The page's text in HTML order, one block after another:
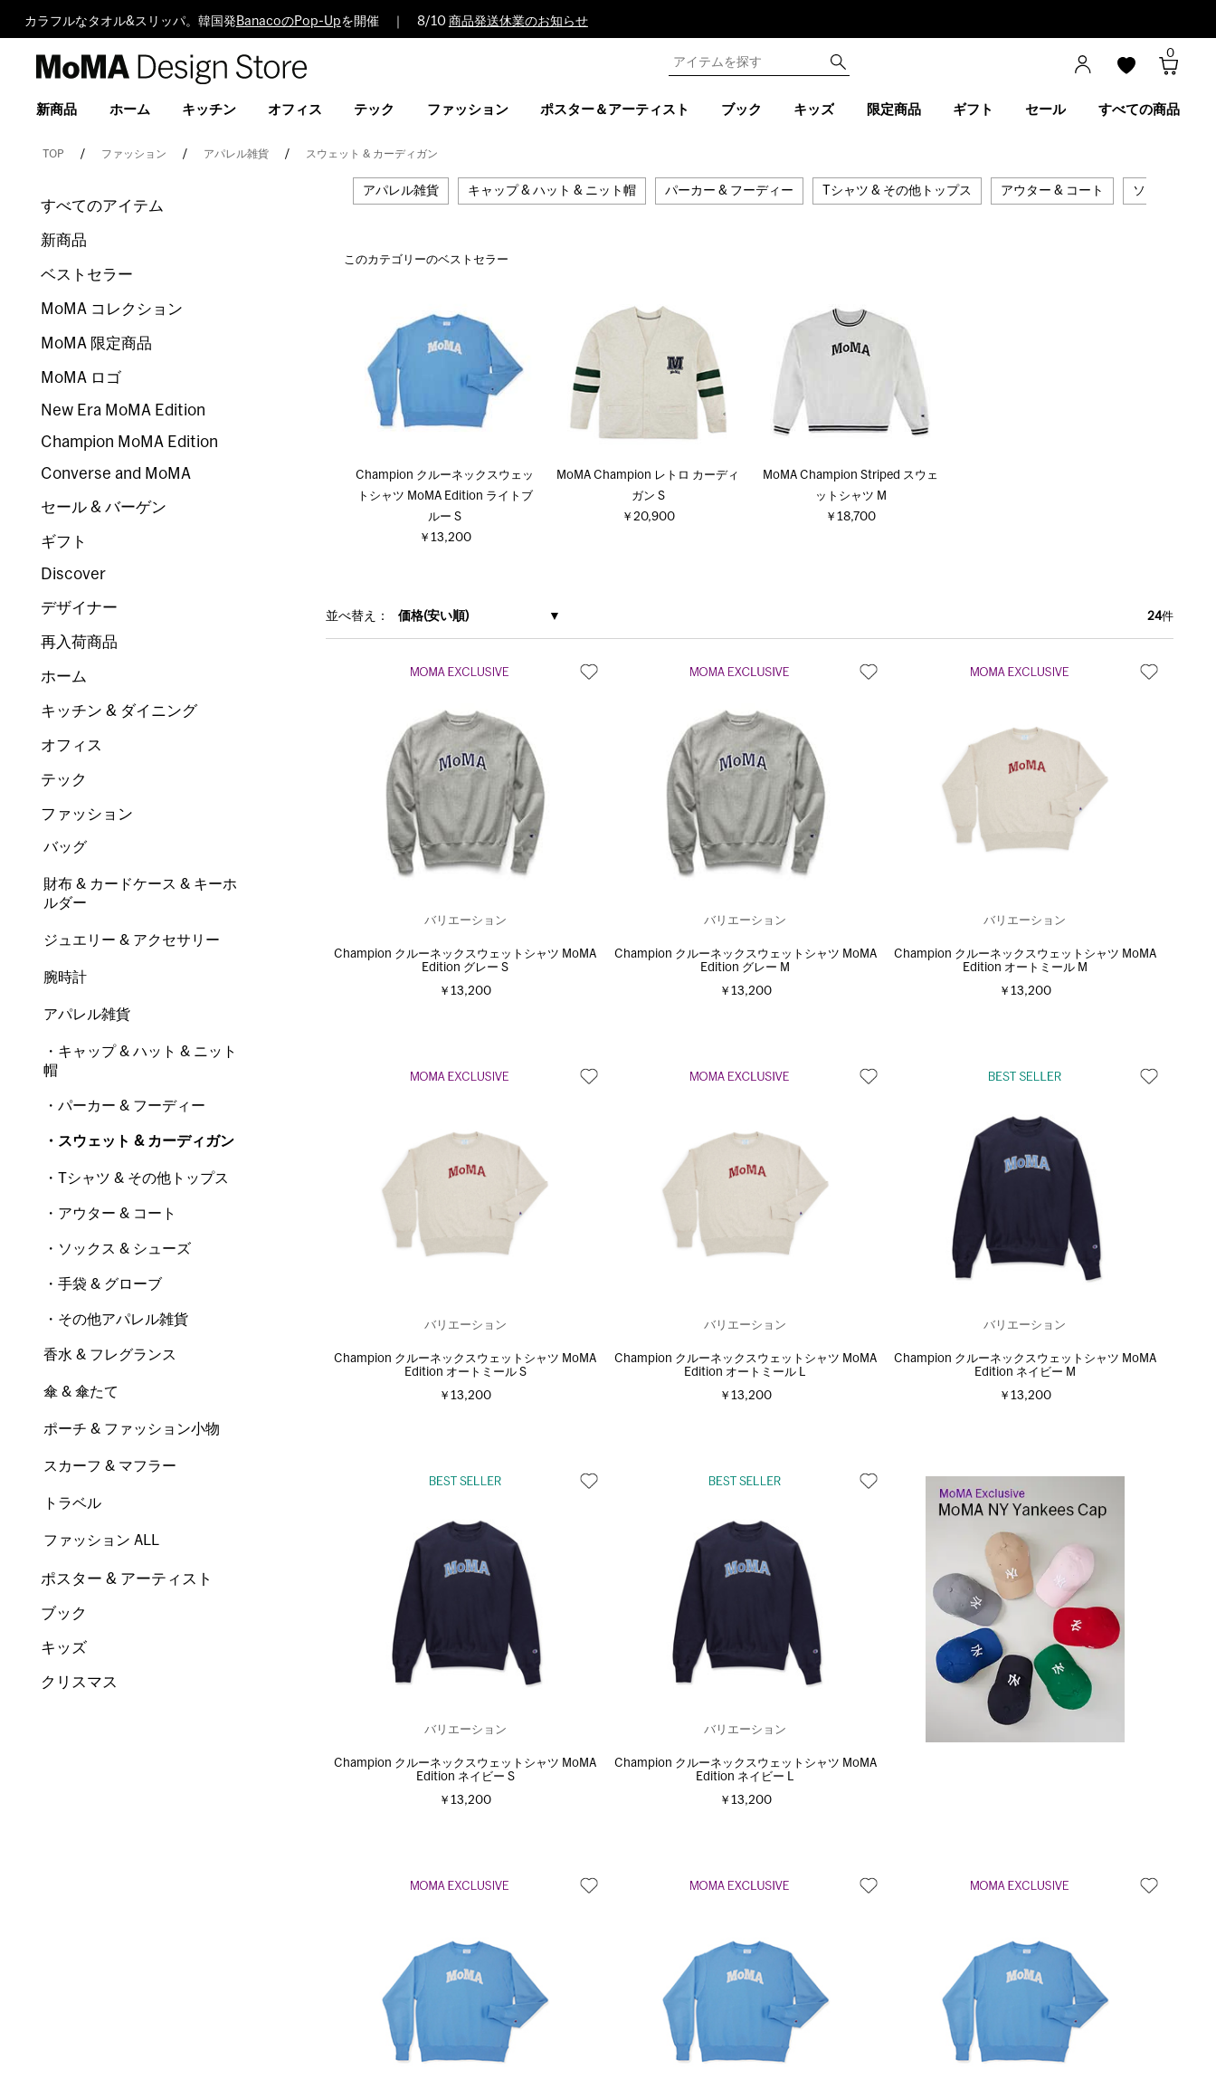
カラフルなタオル&スリッパ。韓国発 BanacoのPop-Upを開催 ｜ 8/10 商品発送休業のお知らせ
Design
0
新商品 ホーム キッチン オフィス テック ファッション ポスター＆アーティスト ブック キッズ 限定商品 ギフト セール すべての商品
TOP ファッション アパレル雑貨 スウェット & カーディガン
アパレル雑貨 キャップ & ハット & ニット帽 パーカー & フーディー Tシャツ & その他トップス アウター & コート ソックス & シ
このカテゴリーのベストセラー
Champion クルーネックスウェッ
トシャツ MoMA Edition ライトブ
ルー S
￥13,200
MoMA Champion レトロ カーディ
ガン S
￥20,900
MoMA Champion Striped スウェ
ットシャツ M
￥18,700
並べ替え： 価格(安い順) 24件
バリエーション
Champion クルーネックスウェットシャツ MoMA
Edition グレー S
￥13,200
バリエーション
Champion クルーネックスウェットシャツ MoMA
Edition グレー M
￥13,200
バリエーション
Champion クルーネックスウェットシャツ MoMA
Edition オートミール M
￥13,200
バリエーション
Champion クルーネックスウェットシャツ MoMA
Edition オートミール S
￥13,200
バリエーション
Champion クルーネックスウェットシャツ MoMA
Edition オートミール L
￥13,200
バリエーション
Champion クルーネックスウェットシャツ MoMA
Edition ネイビー M
￥13,200
バリエーション
Champion クルーネックスウェットシャツ MoMA
Edition ネイビー S
￥13,200
バリエーション
Champion クルーネックスウェットシャツ MoMA
Edition ネイビー L
￥13,200
すべてのアイテム
新商品
ベストセラー
MoMA コレクション
MoMA 限定商品
MoMA ロゴ
New Era MoMA Edition
Champion MoMA Edition
Converse and MoMA
セール & バーゲン
ギフト
Discover
デザイナー
再入荷商品
ホーム
キッチン & ダイニング
オフィス
テック
ファッション
バッグ
財布 & カードケース & キーホ
ルダー
ジュエリー & アクセサリー
腕時計
アパレル雑貨
・キャップ & ハット & ニット
帽
・パーカー & フーディー
・スウェット & カーディガン
・Tシャツ & その他トップス
・アウター & コート
・ソックス & シューズ
・手袋 & グローブ
・その他アパレル雑貨
香水 & フレグランス
傘 & 傘たて
ポーチ & ファッション小物
スカーフ & マフラー
トラベル
ファッション ALL
ポスター & アーティスト
ブック
キッズ
クリスマス